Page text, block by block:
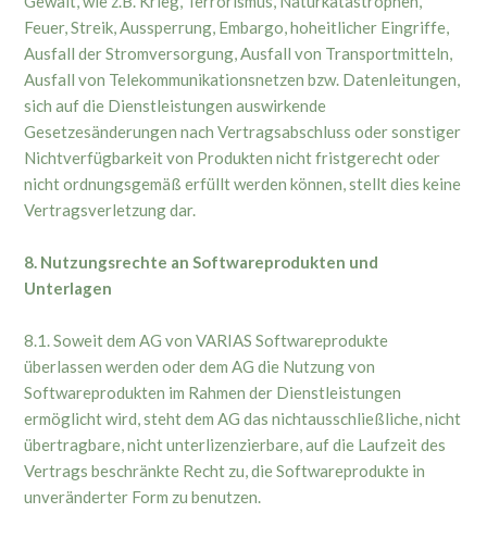
Feuer, Streik, Aussperrung, Embargo, hoheitlicher Eingriffe,
Ausfall der Stromversorgung, Ausfall von Transportmitteln,
Ausfall von Telekommunikationsnetzen bzw. Datenleitungen,
sich auf die Dienstleistungen auswirkende
Gesetzesänderungen nach Vertragsabschluss oder sonstiger
Nichtverfügbarkeit von Produkten nicht fristgerecht oder
nicht ordnungsgemäß erfüllt werden können, stellt dies keine
Vertragsverletzung dar.
8. Nutzungsrechte an Softwareprodukten und
Unterlagen
8.1. Soweit dem AG von VARIAS Softwareprodukte
überlassen werden oder dem AG die Nutzung von
Softwareprodukten im Rahmen der Dienstleistungen
ermöglicht wird, steht dem AG das nichtausschließliche, nicht
übertragbare, nicht unterlizenzierbare, auf die Laufzeit des
Vertrags beschränkte Recht zu, die Softwareprodukte in
unveränderter Form zu benutzen.